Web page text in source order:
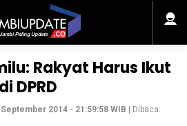
Rakyat Harus Ikut
DPRD
September 2014 - 21:59:58 WIB | Dibaca: